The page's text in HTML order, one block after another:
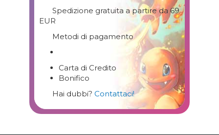
Spedizione gratuita a partire da 69
EUR
Metodi di pagamento
Carta di Credito
Bonifico
Hai dubbi? Contattaci!